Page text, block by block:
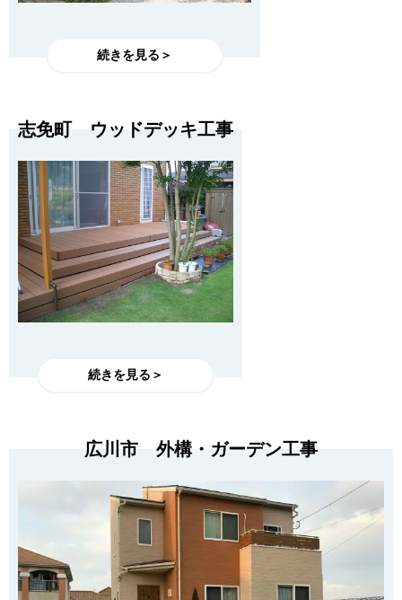
続きを見る＞
志免町 ウッドデッキ工事
続きを見る＞
広川市 外構・ガーデン工事